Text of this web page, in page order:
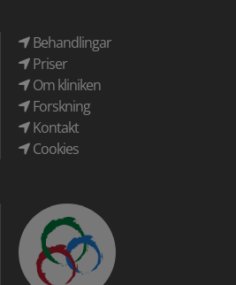
Behandlingar
Priser
Om kliniken
Forskning
Kontakt
Cookies